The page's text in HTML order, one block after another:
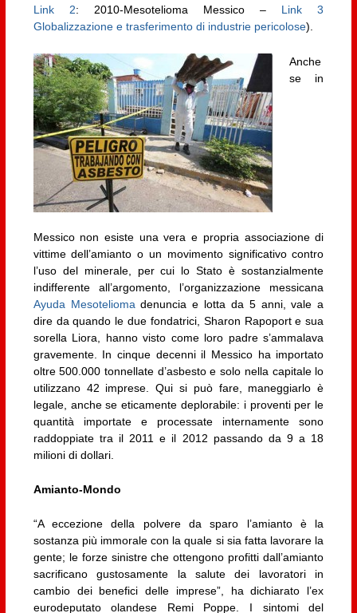
Link 2: 2010-Mesotelioma Messico – Link 3
Globalizzazione e trasferimento di industrie pericolose).
Anche
se in
Messico non esiste una vera e propria associazione di
vittime dell’amianto o un movimento significativo contro
l’uso del minerale, per cui lo Stato è sostanzialmente
indifferente all’argomento, l’organizzazione messicana
Ayuda Mesotelioma denuncia e lotta da 5 anni, vale a
dire da quando le due fondatrici, Sharon Rapoport e sua
sorella Liora, hanno visto come loro padre s’ammalava
gravemente. In cinque decenni il Messico ha importato
oltre 500.000 tonnellate d’asbesto e solo nella capitale lo
utilizzano 42 imprese. Qui si può fare, maneggiarlo è
legale, anche se eticamente deplorabile: i proventi per le
quantità importate e processate internamente sono
raddoppiate tra il 2011 e il 2012 passando da 9 a 18
milioni di dollari.
Amianto-Mondo
“A eccezione della polvere da sparo l’amianto è la
sostanza più immorale con la quale si sia fatta lavorare la
gente; le forze sinistre che ottengono profitti dall’amianto
sacrificano gustosamente la salute dei lavoratori in
cambio dei benefici delle imprese”, ha dichiarato l’ex
eurodeputato olandese Remi Poppe. I sintomi del